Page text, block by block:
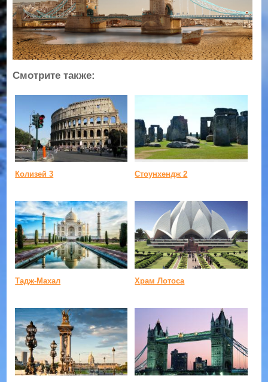
Смотрите также:
Колизей 3 Стоунхендж 2
Тадж-Махал Храм Лотоса